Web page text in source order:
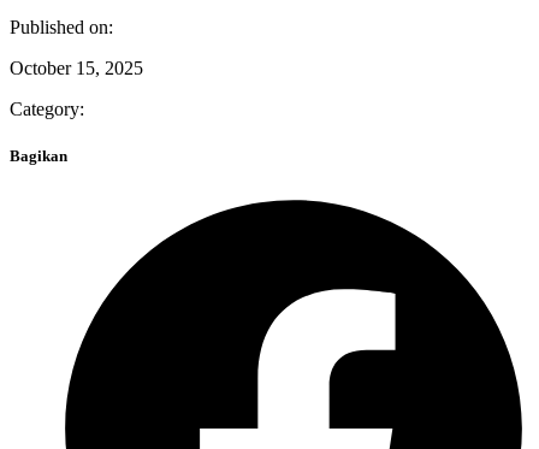
Published on:
October 15, 2025
Category:
Bagikan